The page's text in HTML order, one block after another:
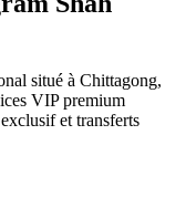
situé à Chittagong,
VIP premium
et transferts